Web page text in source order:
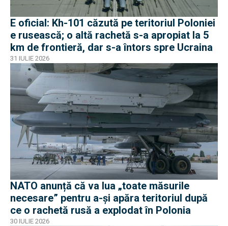
E oficial: Kh-101 căzută pe teritoriul Poloniei
e rusească; o altă rachetă s-a apropiat la 5
km de frontieră, dar s-a întors spre Ucraina
31 IULIE 2026
NATO anunță că va lua „toate măsurile
necesare” pentru a-și apăra teritoriul după
ce o rachetă rusă a explodat în Polonia
30 IULIE 2026